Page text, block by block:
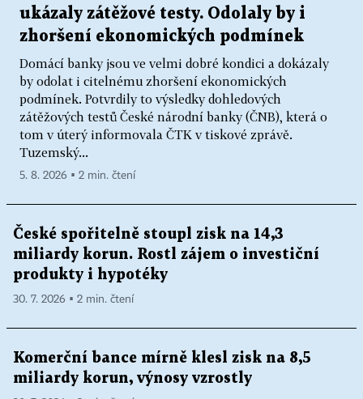
ukázaly zátěžové testy. Odolaly by i
zhoršení ekonomických podmínek
Domácí banky jsou ve velmi dobré kondici a dokázaly
by odolat i citelnému zhoršení ekonomických
podmínek. Potvrdily to výsledky dohledových
zátěžových testů České národní banky (ČNB), která o
tom v úterý informovala ČTK v tiskové zprávě.
Tuzemský...
5. 8. 2026 ▪ 2 min. čtení
České spořitelně stoupl zisk na 14,3
miliardy korun. Rostl zájem o investiční
produkty i hypotéky
30. 7. 2026 ▪ 2 min. čtení
Komerční bance mírně klesl zisk na 8,5
miliardy korun, výnosy vzrostly